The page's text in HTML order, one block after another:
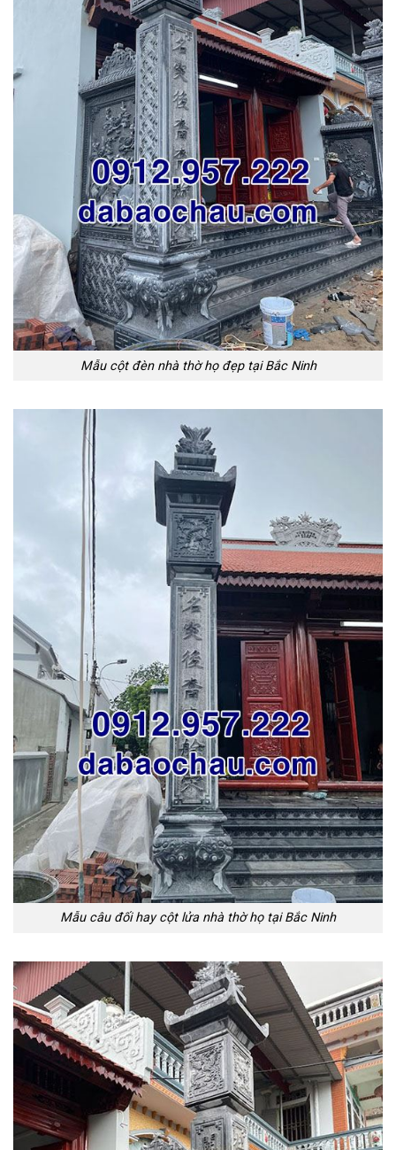
Mẫu cột đèn nhà thờ họ đẹp tại Bắc Ninh
Mẫu câu đối hay cột lửa nhà thờ họ tại Bắc Ninh